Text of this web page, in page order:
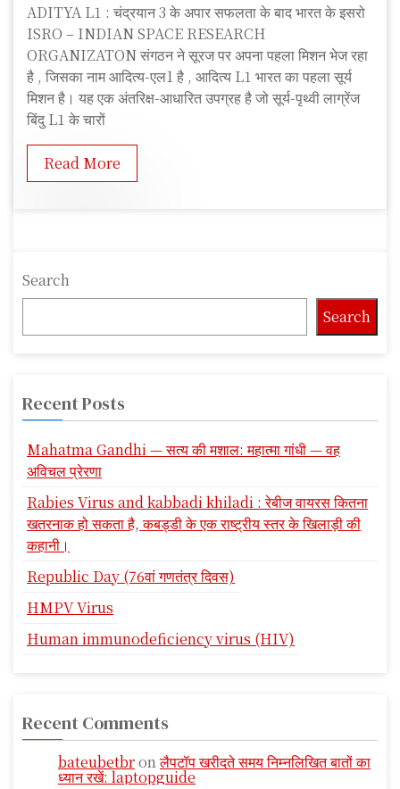
S
f
e
e
d
ADITYA L1 : चंद्रयान 3 के अपार सफलता के बाद भारत के इसरो
ISRO – INDIAN SPACE RESEARCH
ORGANIZATON संगठन ने सूरज पर अपना पहला मिशन भेज रहा
है , जिसका नाम आदित्य-एल1 है , आदित्य L1 भारत का पहला सूर्य
मिशन है। यह एक अंतरिक्ष-आधारित उपग्रह है जो सूर्य-पृथ्वी लाग्रेंज
बिंदु L1 के चारों
Read More
Search
Search
Recent Posts
Mahatma Gandhi — सत्य की मशाल: महात्मा गांधी — वह
अविचल प्रेरणा
Rabies Virus and kabbadi khiladi : रेबीज वायरस कितना
खतरनाक हो सकता है, कबड्डी के एक राष्ट्रीय स्तर के खिलाड़ी की
कहानी।
Republic Day (76वां गणतंत्र दिवस)
HMPV Virus
Human immunodeficiency virus (HIV)
Recent Comments
bateubetbronलैपटॉप खरीदते समय निम्नलिखित बातों का
ध्यान रखें: laptopguide